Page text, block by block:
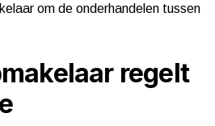
om de onderhandelen tussen
regelt